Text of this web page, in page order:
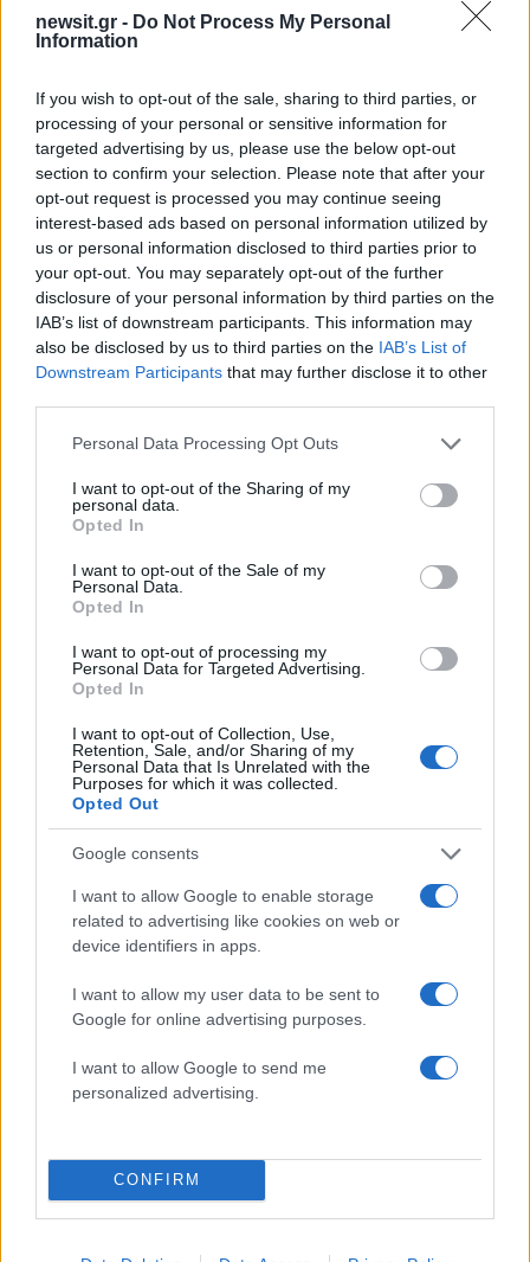
newsit.gr - Do Not Process My Personal
Information
If you wish to opt-out of the sale, sharing to third parties, or
processing of your personal or sensitive information for
targeted advertising by us, please use the below opt-out
section to confirm your selection. Please note that after your
opt-out request is processed you may continue seeing
interest-based ads based on personal information utilized by
us or personal information disclosed to third parties prior to
your opt-out. You may separately opt-out of the further
disclosure of your personal information by third parties on the
IAB’s list of downstream participants. This information may
also be disclosed by us to third parties on the IAB’s List of
Downstream Participants that may further disclose it to other
Please note that this website/app uses one or more Google
not limited to your visit or usage behaviour. You may click to
grant or deny consent to Google and its third-party tags to
use your data for below specified purposes in below Google
consent section.
Personal Data Processing Opt Outs
I want to opt-out of the Sharing of my
personal data.
Opted In
I want to opt-out of the Sale of my
Personal Data.
Opted In
I want to opt-out of processing my
Personal Data for Targeted Advertising.
Opted In
I want to opt-out of Collection, Use,
Retention, Sale, and/or Sharing of my
Personal Data that Is Unrelated with the
Purposes for which it was collected.
Opted Out
Google consents
I want to allow Google to enable storage
related to advertising like cookies on web or
device identifiers in apps.
I want to allow my user data to be sent to
Google for online advertising purposes.
I want to allow Google to send me
personalized advertising.
CONFIRM
Υποβολή σχολίου
Όροι Χρήσης
. Το site προστατεύεται από reCAPTCHA, ισχύουν
Πολιτική Απορρήτου& Όροι Χρήσης της Google.
Lifestyle
ΜΥΚΟΝΟΣ
ΧΑΙΝΤΙ ΚΛΟΥΜ
Share:
Ακολουθήστε το Νewsit.gr στο Google News και
ενημερωθείτε πρώτοι για όλη την ειδησεογραφία και τα
τελευταία νέατης ημέρας
Πιο δημοφιλή
Η Ελένη Φωτοπούλου ευχήθηκε για τη
χρόνια μου διδάσκει υπομονή και αγάπη»
Αριστοτέλης Δαμίγος: Στο Αποτεφρωτήριο
σύνδεσμο του ελικοπτέρου που έπεσε στην
Ψάθα
ανθρώπους που είχαν ανάγκη» - Η πρώτη
δήλωση της οικογένειας της 38χρονης
Λίζα που βρέθηκε νεκρή στην Κυψέλη
Η Αγγελική Ηλιάδη περιγράφει το θαύμα
που έζησε και πώς είδε τον Χριστό μπροστά
της: «Ήταν ό,τι πιο όμορφο έχω δει στη ζωή
Ο Γιάννης Φακίνος αποκάλυψε πώς έγινε
viral το τραγούδι του «Λογαριασμός» που
ερμηνεύει η Κατερίνα Λιόλιου
Πιο σχολιασμένα
Μητσοτάκης στην υπογραφή συμφωνίας
για την ηλεκτρική διασύνδεση Ελλάδας –
Έφυγαν οι συνεργάτες, μένει η Μαρία
Καρυστιανού - Η επόμενη μέρα για την
«Ελπίδα για τη Δημοκρατία»